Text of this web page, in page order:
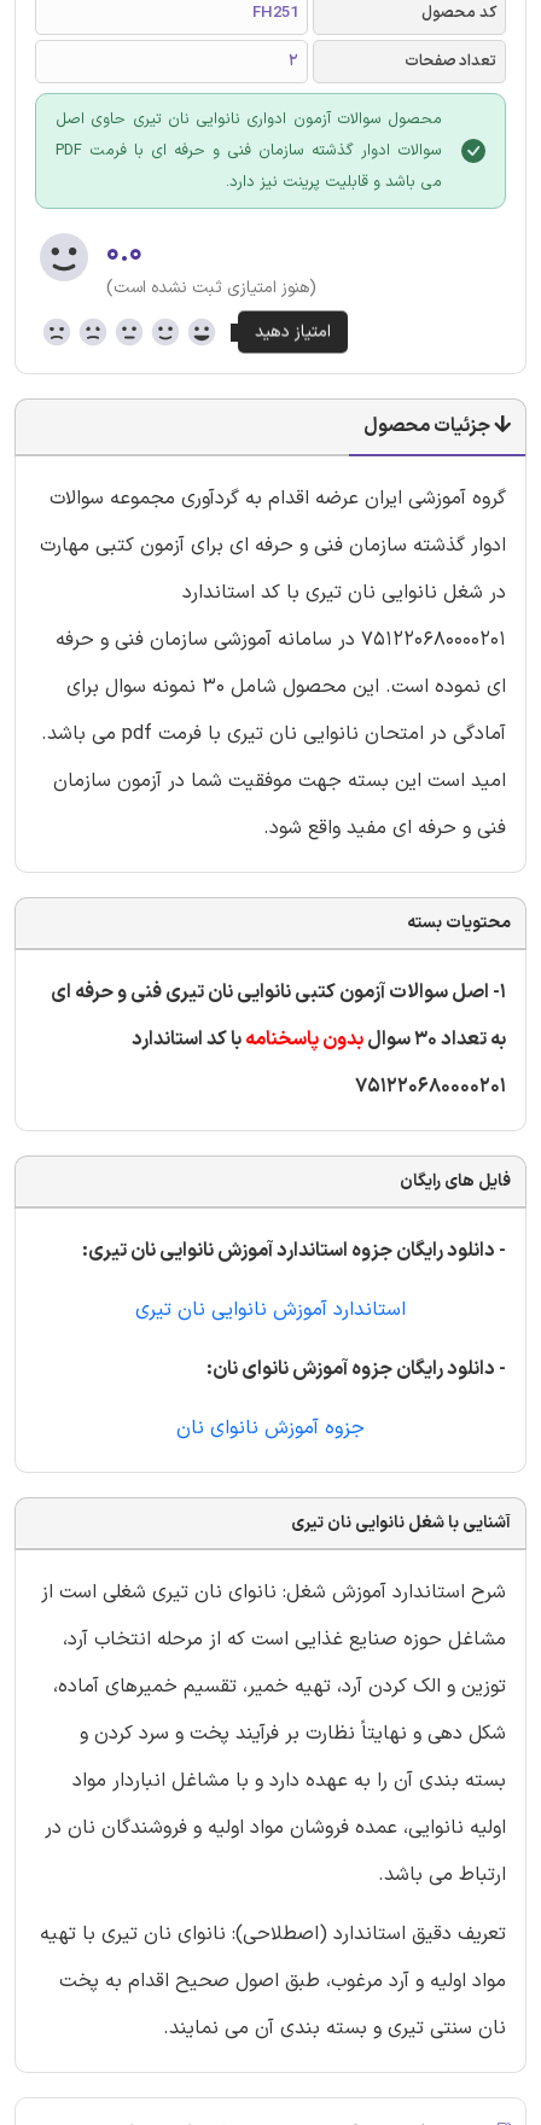
کد محصول
FH251
تعداد صفحات
2
محصول سوالات آزمون ادواری نانوایی نان تیری حاوی اصل
سوالات ادوار گذشته سازمان فنی و حرفه ای با فرمت PDF
می باشد و قابلیت پرینت نیز دارد.
۰.۰
(هنوز امتیازی ثبت نشده است)
جزئیات محصول
گروه آموزشی ایران عرضه اقدام به گردآوری مجموعه سوالات
ادوار گذشته سازمان فنی و حرفه ای برای آزمون کتبی مهارت
در شغل نانوایی نان تیری با کد استاندارد
751220680000201 در سامانه آموزشی سازمان فنی و حرفه
ای نموده است. این محصول شامل 30 نمونه سوال برای
آمادگی در امتحان نانوایی نان تیری با فرمت pdf می باشد.
امید است این بسته جهت موفقیت شما در آزمون سازمان
فنی و حرفه ای مفید واقع شود.
محتویات بسته
1- اصل سوالات آزمون کتبی نانوایی نان تیری فنی و حرفه ای
به تعداد 30 سوال
بدون پاسخنامهبا کد استاندارد
751220680000201
فایل های رایگان
- دانلود رایگان جزوه استاندارد آموزش نانوایی نان تیری:
استاندارد آموزش نانوایی نان تیری
- دانلود رایگان جزوه آموزش نانوای نان:
جزوه آموزش نانوای نان
آشنایی با شغل نانوایی نان تیری
شرح استاندارد آموزش شغل: نانوای نان تیری شغلی است از
مشاغل حوزه صنایع غذایی است که از مرحله انتخاب آرد،
توزین و الک کردن آرد، تهیه خمیر، تقسیم خمیرهای آماده،
شکل دهی و نهایتاً نظارت بر فرآیند پخت و سرد کردن و
بسته بندی آن را به عهده دارد و با مشاغل انباردار مواد
اولیه نانوایی، عمده فروشان مواد اولیه و فروشندگان نان در
ارتباط می باشد.
تعریف دقیق استاندارد (اصطلاحی): نانوای نان تیری با تهیه
مواد اولیه و آرد مرغوب، طبق اصول صحیح اقدام به پخت
نان سنتی تیری و بسته بندی آن می نمایند.